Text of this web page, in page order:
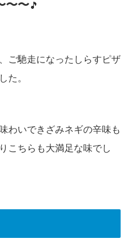
〜〜🎵
ご馳走になったしらすピザ
た。
わいできざみネギの辛味も
こちらも大満足な味でし